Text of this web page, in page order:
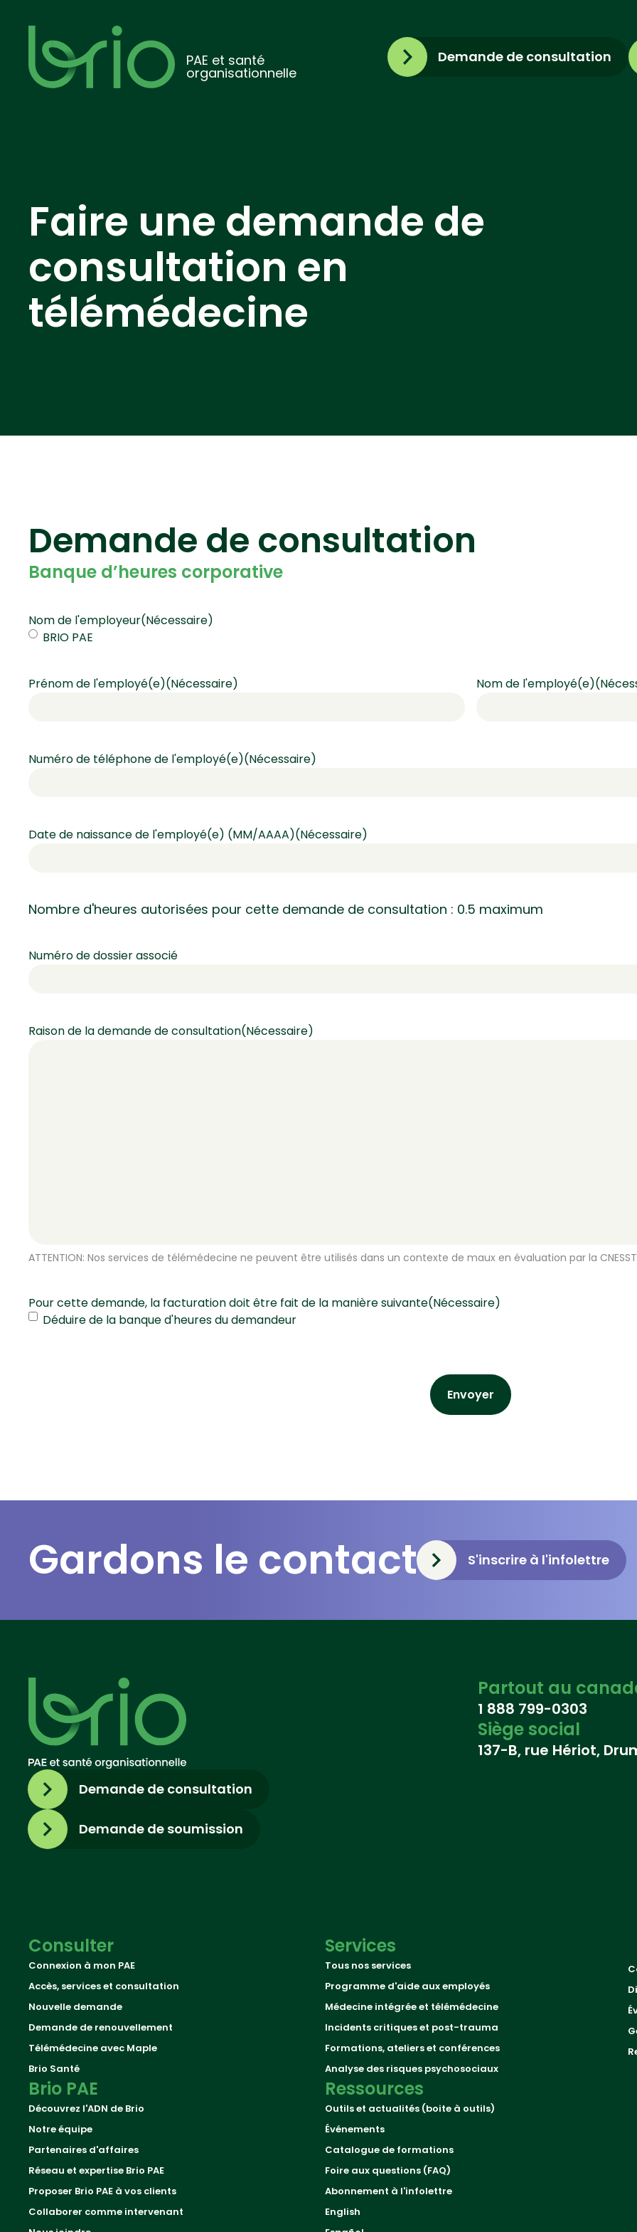
PAE et santé
organisationnelle
Demande de consultation
Faire une demande de
consultation en
télémédecine
Demande de consultation
Banque d’heures corporative
Nom de l'employeur(Nécessaire)
BRIO PAE
Prénom de l'employé(e)(Nécessaire) Nom de l'employé(e)
Numéro de téléphone de l'employé(e)(Nécessaire)
Date de naissance de l'employé(e) (MM/AAAA)(Nécessaire)
Nombre d'heures autorisées pour cette demande de consultation : 0.5 maximum
Numéro de dossier associé
Raison de la demande de consultation(Nécessaire)
ATTENTION: Nos services de télémédecine ne peuvent être utilisés dans un contexte de maux en évaluation par la
Pour cette demande, la facturation doit être fait de la manière suivante(Nécessaire)
Déduire de la banque d'heures du demandeur
Gardons le contact S'inscrire à l'infolettre
Demande de consultation
Demande de soumission
Partout au
1 888 799-0303
Siège social
137-B, rue Hériot,
Consulter
Connexion à mon PAE
Accès, services et consultation
Nouvelle demande
Demande de renouvellement
Télémédecine avec Maple
Brio Santé
Services
Tous nos services
Programme d'aide aux employés
Médecine intégrée et télémédecine
Incidents critiques et post-trauma
Formations, ateliers et conférences
Analyse des risques psychosociaux
Brio PAE
Découvrez l'ADN de Brio
Notre équipe
Partenaires d'affaires
Réseau et expertise Brio PAE
Proposer Brio PAE à vos clients
Collaborer comme intervenant
Ressources
Outils et actualités (boite à outils)
Événements
Catalogue de formations
Foire aux questions (FAQ)
Abonnement à l'infolettre
English